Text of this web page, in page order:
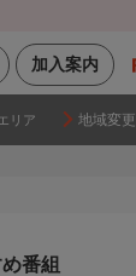
加入案内
リア 地域変更
番組